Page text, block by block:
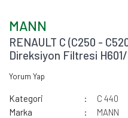
MANN
RENAULT C (C250 -
Direksiyon Filtresi
Yorum Yap
Kategori
C 440
Marka
MANN